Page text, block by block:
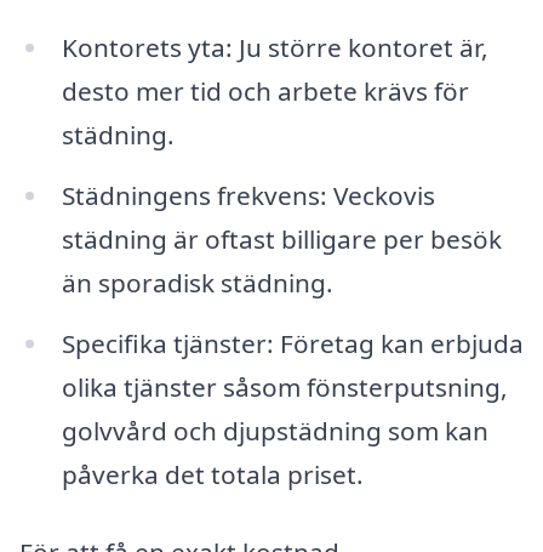
Kontorets yta: Ju större kontoret är,
desto mer tid och arbete krävs för
städning.
Städningens frekvens: Veckovis
städning är oftast billigare per besök
än sporadisk städning.
Specifika tjänster: Företag kan erbjuda
olika tjänster såsom fönsterputsning,
golvvård och djupstädning som kan
påverka det totala priset.